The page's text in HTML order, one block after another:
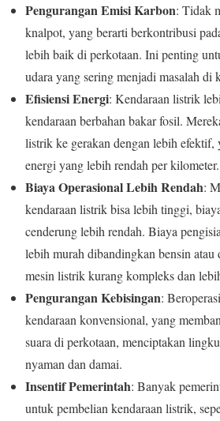
Pengurangan Emisi Karbon: Tidak
knalpot, yang berarti berkontribusi
lebih baik di perkotaan. Ini penting
udara yang sering menjadi masalah di
Efisiensi Energi: Kendaraan listrik
kendaraan berbahan bakar fosil.
listrik ke gerakan dengan lebih efektif,
energi yang lebih rendah per kilometer.
Biaya Operasional Lebih Rendah:
kendaraan listrik bisa lebih tinggi,
cenderung lebih rendah. Biaya
lebih murah dibandingkan bensin atau
mesin listrik kurang kompleks dan
Pengurangan Kebisingan:
kendaraan konvensional, yang
suara di perkotaan, menciptakan
nyaman dan damai.
Insentif Pemerintah: Banyak
untuk pembelian kendaraan listrik,